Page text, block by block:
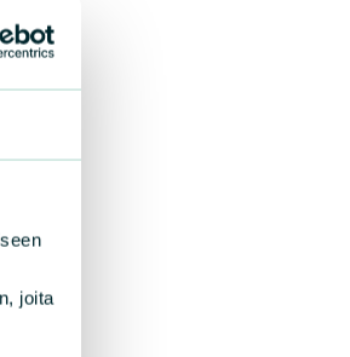
joita